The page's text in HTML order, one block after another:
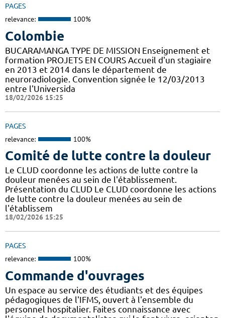
PAGES
relevance: 100%
Colombie
BUCARAMANGA TYPE DE MISSION Enseignement et
formation PROJETS EN COURS Accueil d'un stagiaire
en 2013 et 2014 dans le département de
neuroradiologie. Convention signée le 12/03/2013
entre l'Universida
18/02/2026 15:25
PAGES
relevance: 100%
Comité de lutte contre la douleur
Le CLUD coordonne les actions de lutte contre la
douleur menées au sein de l'établissement.
Présentation du CLUD Le CLUD coordonne les actions
de lutte contre la douleur menées au sein de
l'établissem
18/02/2026 15:25
PAGES
relevance: 100%
Commande d'ouvrages
Un espace au service des étudiants et des équipes
pédagogiques de l'IFMS, ouvert à l'ensemble du
personnel hospitalier. Faites connaissance avec